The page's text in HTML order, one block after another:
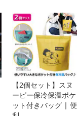
【2個セット】スヌ
ーピー保冷保温ポケ
ット付きバッグ | 便